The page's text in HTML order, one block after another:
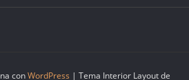
conWordPress | Tema Interior Layout de